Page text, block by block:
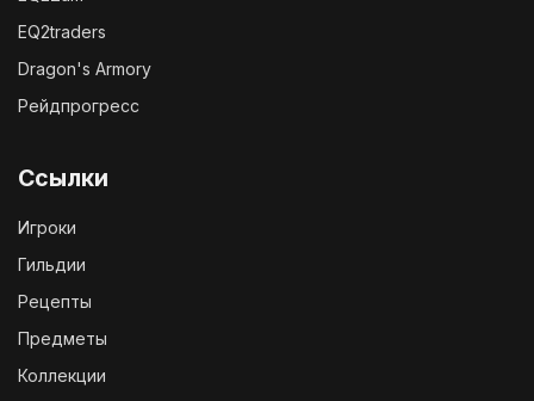
EQ2traders
Dragon's Armory
Рейдпрогресс
Ссылки
Игроки
Гильдии
Рецепты
Предметы
Коллекции